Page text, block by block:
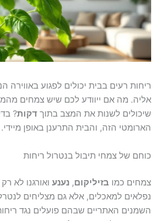
ריחות רעים בבית יכולים לפגוע באווירה
אליה. מה אם ייוודע לכם שיש צמחים
שיכולים לשנות את המצב בתוךדקות?
הארומטי הזה, והבית התרענן באופן מיידי.
כוחם של צמחי תיבול בנטרול ריחות
צמחים כמו בזיליקום,נענע ואורגנו לא
נפלאים למאכלים, אלא גם מצליחים
השמנים האתריים שבהם פועלים נגד